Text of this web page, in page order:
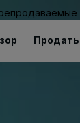
Продать